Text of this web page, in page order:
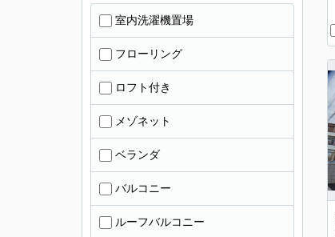
室内洗濯機置場
フローリング
ロフト付き
メゾネット
ベランダ
バルコニー
ルーフバルコニー